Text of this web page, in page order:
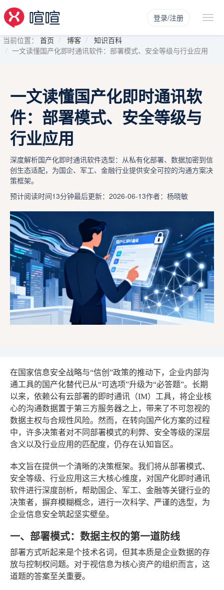
登录/注册
当前位置： 首页 博客
知识百科
一文读懂国产化即时通讯软件：部署模式、安全等级与行业应用
一文读懂国产化即时通讯软
件：部署模式、安全等级与
行业应用
深度解析国产化即时通讯软件选型：从私有化部署、数据加密到信
创生态适配，为国企、军工、金融行业提供安全可控的沟通方案决
策框架。
预计阅读时间13分钟最后更新：2026-06-13作者：杨晓敏
在国家信息安全战略与“信创”政策的推动下，企业内部沟
通工具的国产化替代已从“可选项”升级为“必答题”。长期
以来，依赖公有云部署的即时通讯（IM）工具，将企业核
心的沟通数据置于第三方服务器之上，带来了不可忽视的
数据主权与合规性风险。然而，在转向国产化方案的过程
中，许多决策者对不同部署模式的利弊、安全等级的深层
含义以及行业应用的匹配度，仍存在认知盲区。
本文旨在提供一个清晰的决策框架。我们将从部署模式、
安全等级、行业应用这三大核心维度，对国产化即时通讯
软件进行深度剖析，帮助国企、军工、金融等关键行业的
决策者，摒弃模糊概念，进行一次科学、严谨的选型，为
企业信息安全筑起坚实壁垒。
一、部署模式：数据主权的第一道防线
部署方式听起来是个技术名词，但其本质是企业数据的存
放与控制权问题。对于视信息为核心资产的组织而言，这
道题的答案至关重要。